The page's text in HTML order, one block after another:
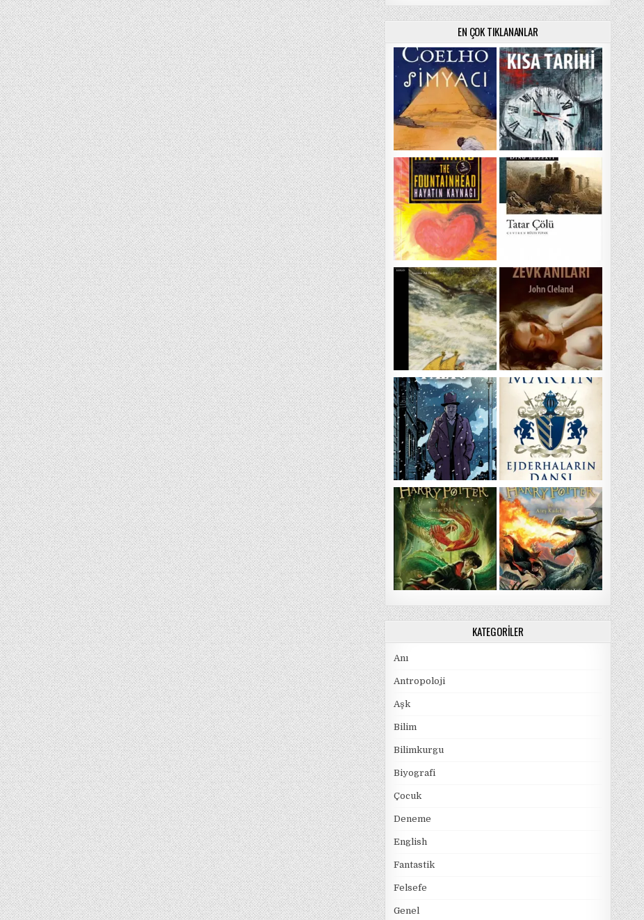
EN ÇOK TIKLANANLAR
KATEGORILER
Anı
Antropoloji
Aşk
Bilim
Bilimkurgu
Biyografi
Çocuk
Deneme
English
Fantastik
Felsefe
Genel